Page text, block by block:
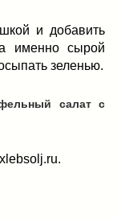
и добавить
именно сырой
зеленью.
салат с